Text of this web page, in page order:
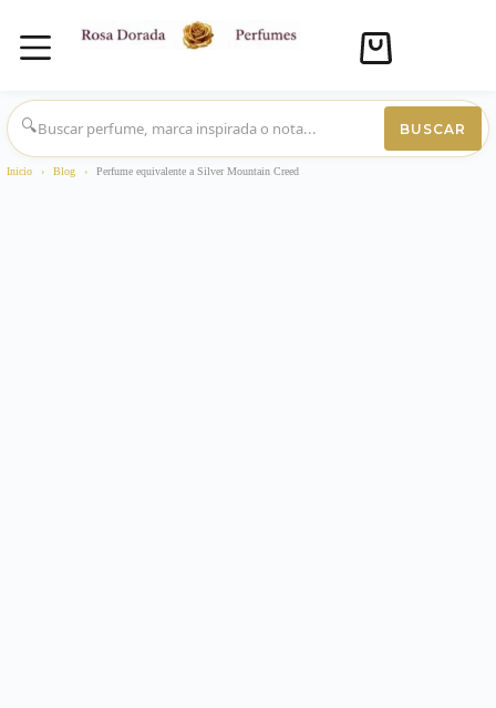
Saltar
al
contenido
Carro
compra
🔍
BUSCAR
Inicio › Blog › Perfume equivalente a Silver Mountain Creed